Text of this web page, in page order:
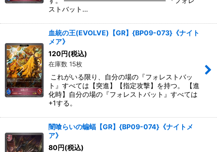
ストバット…
血統の王(EVOLVE)【GR】{BP09-073}《ナイト
メア》
120円(税込)
在庫数 15枚
これがいる限り、自分の場の『フォレストバッ
ト』すべては【突進】【指定攻撃】を持つ。 【進
化時】自分の場の『フォレストバット』すべては
+1する。
闇喰らいの蝙蝠【GR】{BP09-074}《ナイトメ
ア》
80円(税込)